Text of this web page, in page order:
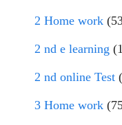
2 Home work
2 nd e learning
2 nd online Test
3 Home work